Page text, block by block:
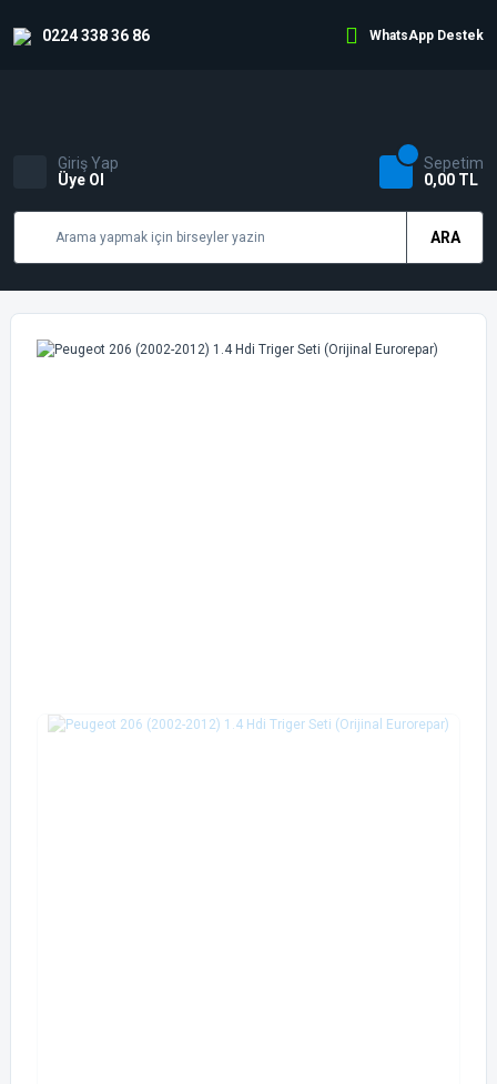
0224 338 36 86 WhatsApp Destek
ARA
Giriş Yap
Üye Ol
Sepetim
0,00 TL